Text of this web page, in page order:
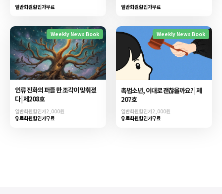
일반회원할인가무료 일반회원할인가무료
Weekly News Book
인류 진화의 퍼즐 한 조각이 맞춰졌
다 | 제208호
일반회원할인가2,000원
유료회원할인가무료
Weekly News Book
촉법소년, 이대로 괜찮을까요? | 제
207호
일반회원할인가2,000원
유료회원할인가무료